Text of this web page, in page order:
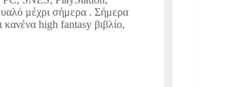
μέχρι σήμερα . Σήμερα
high fantasy βιβλίο,